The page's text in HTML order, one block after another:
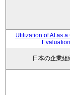
Utilization of AI as
日本の企業